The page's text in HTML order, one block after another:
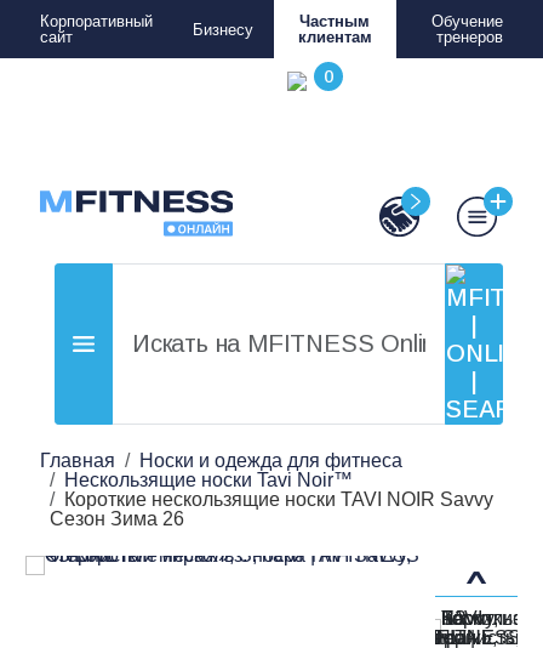
Корпоративный
сайт
Бизнесу
Частным
клиентам
Обучение
тренеров
Главная
Носки и одежда для фитнеса
Нескользящие носки Tavi Noir™
Короткие нескользящие носки TAVI NOIR Savvy
Сезон Зима 26